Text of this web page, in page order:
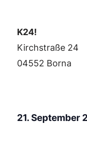
K24!
Kirchstraße 24
04552 Borna
21. September